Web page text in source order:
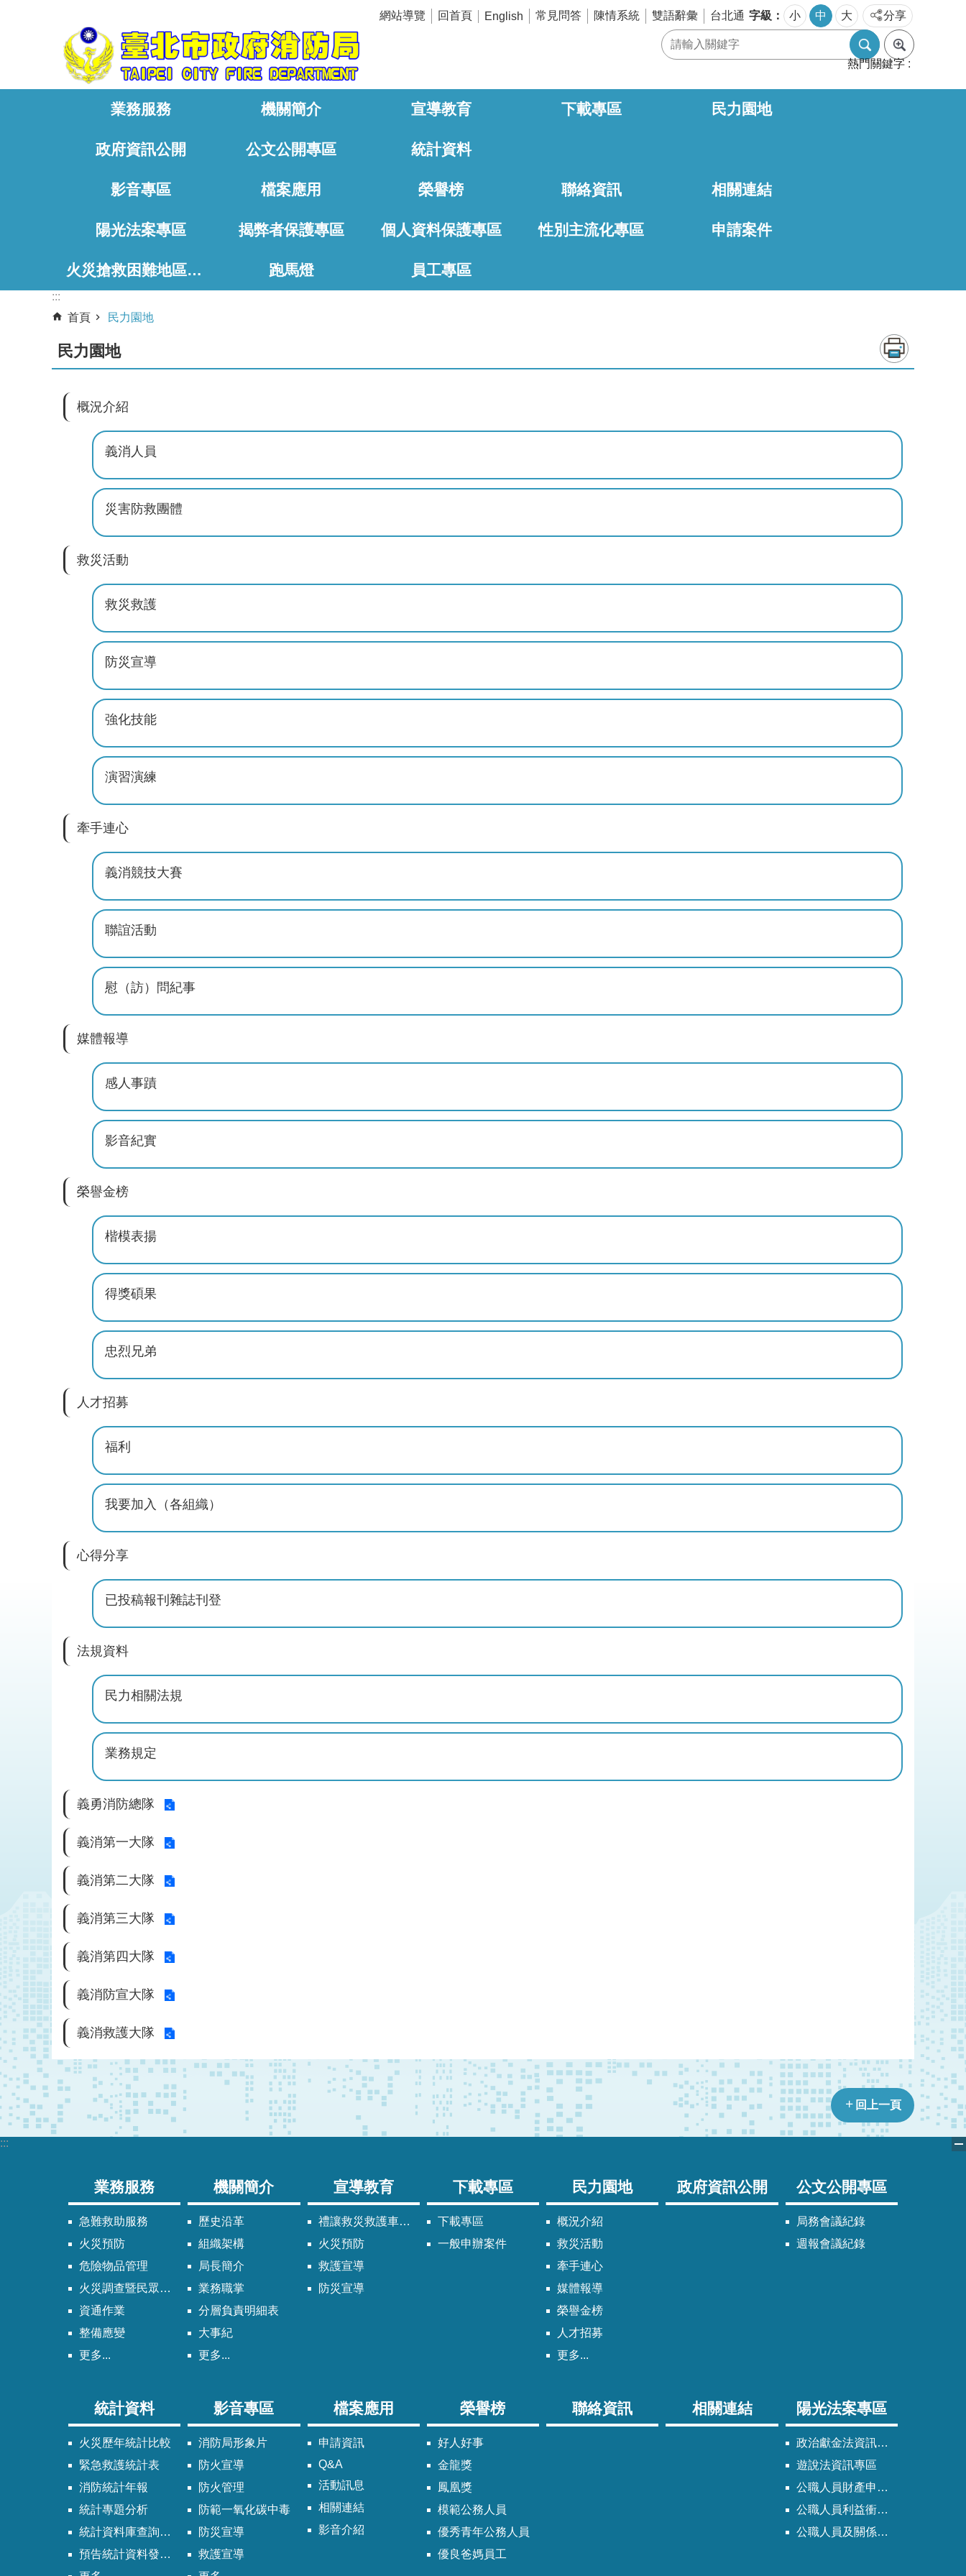
網站導覽 回首頁 English 常見問答 陳情系統 雙語辭彙 台北通 字級 小 中 大 分享
熱門關鍵字
業務服務 機關簡介 宣導教育 下載專區 民力園地
政府資訊公開 公文公開專區 統計資料
影音專區 檔案應用 榮譽榜 聯絡資訊 相關連結
陽光法案專區 揭弊者保護專區 個人資料保護專區 性別主流化專區 申請案件
火災搶救困難地區、消防通道相關資料 跑馬燈 員工專區
:::
首頁
民力園地
民力園地
概況介紹
義消人員
災害防救團體
救災活動
救災救護
防災宣導
強化技能
演習演練
牽手連心
義消競技大賽
聯誼活動
慰（訪）問紀事
媒體報導
感人事蹟
影音紀實
榮譽金榜
楷模表揚
得獎碩果
忠烈兄弟
人才招募
福利
我要加入（各組織）
心得分享
已投稿報刊雜誌刊登
法規資料
民力相關法規
業務規定
義勇消防總隊
義消第一大隊
義消第二大隊
義消第三大隊
義消第四大隊
義消防宣大隊
義消救護大隊
回上一頁
:::
業務服務
急難救助服務
火災預防
危險物品管理
火災調查暨民眾申請服務
資通作業
整備應變
更多...
機關簡介
歷史沿革
組織架構
局長簡介
業務職掌
分層負責明細表
大事紀
更多...
宣導教育
禮讓救災救護車輛須知
火災預防
救護宣導
防災宣導
下載專區
下載專區
一般申辦案件
民力園地
概況介紹
救災活動
牽手連心
媒體報導
榮譽金榜
人才招募
更多...
政府資訊公開 公文公開專區
局務會議紀錄
週報會議紀錄
統計資料
火災歷年統計比較
緊急救護統計表
消防統計年報
統計專題分析
統計資料庫查詢系統
預告統計資料發布時間表
影音專區
消防局形象片
防火宣導
防火管理
防範一氧化碳中毒
防災宣導
救護宣導
檔案應用
申請資訊
Q&A
活動訊息
相關連結
影音介紹
榮譽榜
好人好事
金龍獎
鳳凰獎
模範公務人員
優秀青年公務人員
優良爸媽員工
聯絡資訊 相關連結 陽光法案專區
政治獻金法資訊專區
遊說法資訊專區
公職人員財產申報法資訊專區
公職人員利益衝突迴避法資訊專區
公職人員及關係人身分關係公開專區